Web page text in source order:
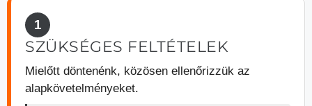
1
SZÜKSÉGES FELTÉTELEK
Mielőtt döntenénk, közösen ellenőrizzük az
alapkövetelményeket.